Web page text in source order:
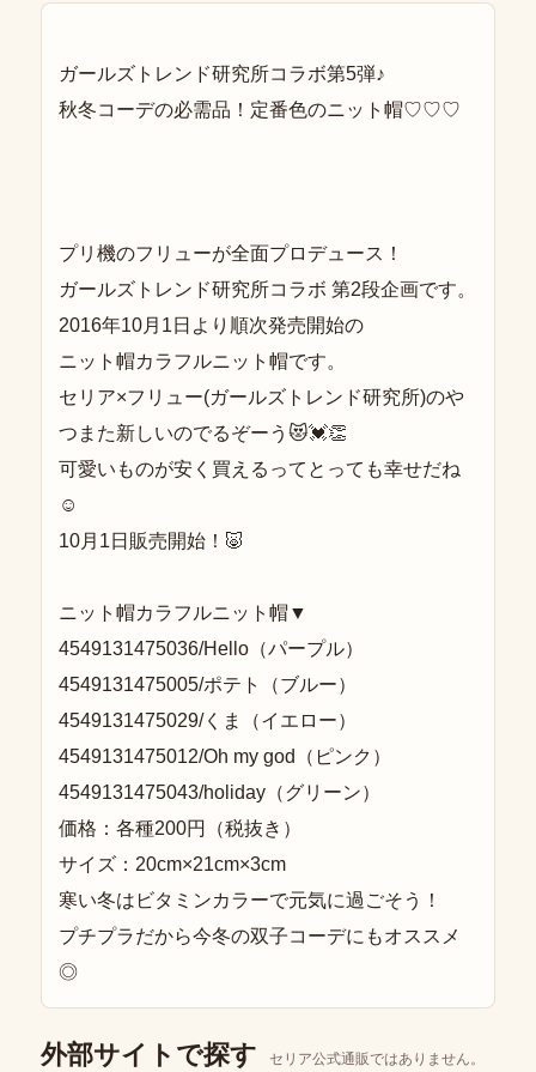
ガールズトレンド研究所コラボ第5弾♪
秋冬コーデの必需品！定番色のニット帽♡♡♡
プリ機のフリューが全面プロデュース！
ガールズトレンド研究所コラボ 第2段企画です。
2016年10月1日より順次発売開始の
ニット帽カラフルニット帽です。
セリア×フリュー(ガールズトレンド研究所)のや
つまた新しいのでるぞーう😻💓👏
可愛いものが安く買えるってとっても幸せだね
☺️
10月1日販売開始！🐷
ニット帽カラフルニット帽▼
4549131475036/Hello（パープル）
4549131475005/ポテト（ブルー）
4549131475029/くま（イエロー）
4549131475012/Oh my god（ピンク）
4549131475043/holiday（グリーン）
価格：各種200円（税抜き）
サイズ：20cm×21cm×3cm
寒い冬はビタミンカラーで元気に過ごそう！
プチプラだから今冬の双子コーデにもオススメ
◎
外部サイトで探す セリア公式通販ではありません。